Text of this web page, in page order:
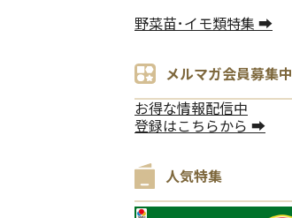
野菜苗･イモ類特集 ➡
メルマガ会員募集中
お得な情報配信中
登録はこちらから ➡
人気特集